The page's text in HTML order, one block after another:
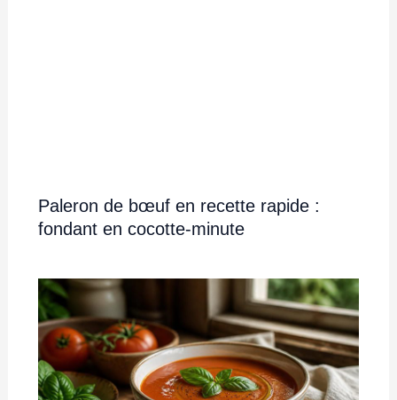
Paleron de bœuf en recette rapide :
fondant en cocotte-minute